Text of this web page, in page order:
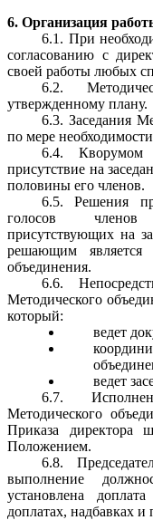
6. Организация
6.1. При
согласованию с
своей работы любых
6.2.
утвержденному плану.
6.3. Заседания
по мере
6.4. Кворумом
присутствие на
половины его членов.
6.5. Решения
голосов членов
присутствующих на
решающим является
объединения.
6.6.
Методического
который:
ведет
ведет
6.7.
Методического
Приказа директора
Положением.
6.8.
выполнение
установлена
доплатах, надбавках